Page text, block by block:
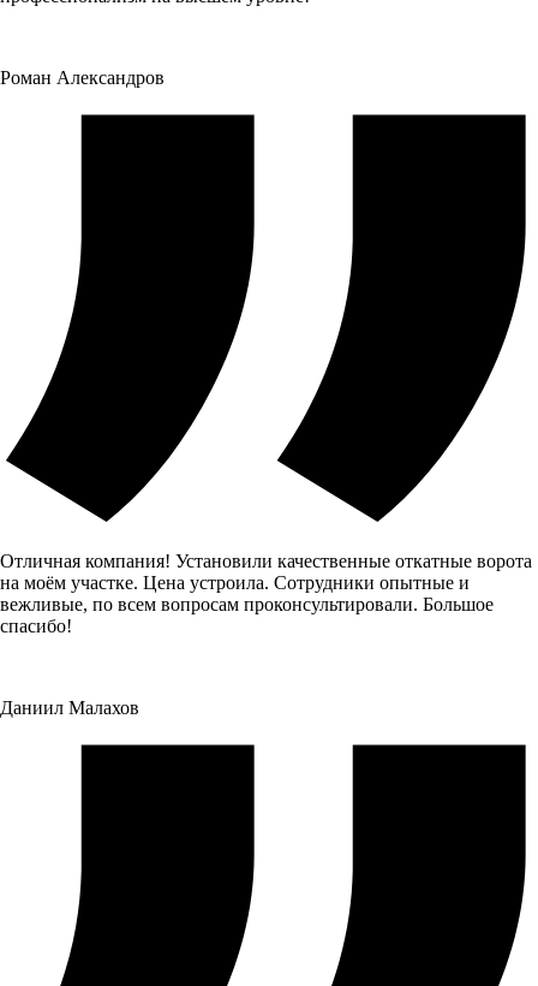
Роман Александров
Отличная компания! Установили качественные откатные ворота
на моём участке. Цена устроила. Сотрудники опытные и
вежливые, по всем вопросам проконсультировали. Большое
спасибо!
Даниил Малахов